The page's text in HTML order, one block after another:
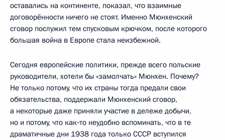
оставались на континенте, показал, что взаимные
договорённости ничего не стоят. Именно Мюнхенский
сговор послужил тем спусковым крючком, после которого
большая война в Европе стала неизбежной.
Сегодня европейские политики, прежде всего польские
руководители, хотели бы «замолчать» Мюнхен. Почему?
Не только потому, что их страны тогда предали свои
обязательства, поддержали Мюнхенский сговор,
а некоторые даже приняли участие в дележе добычи,
но и потому, что как‑то неудобно вспоминать, что в те
драматичные дни 1938 года только СССР вступился